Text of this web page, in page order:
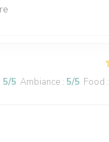
5/5 Ambiance : 5/5 Food :